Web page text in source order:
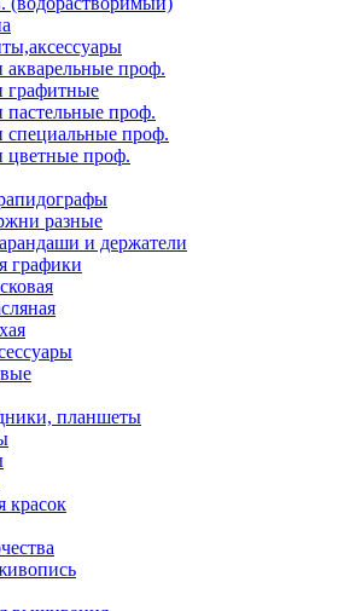
проф.
графитные
проф.
специальные проф.
цветные проф.
разные
и держатели
графики
планшеты
красок